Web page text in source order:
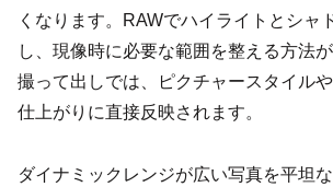
くなります。RAWでハイライトとシャ
し、現像時に必要な範囲を整える方法
撮って出しでは、ピクチャースタイル
仕上がりに直接反映されます。
ダイナミックレンジが広い写真を平坦